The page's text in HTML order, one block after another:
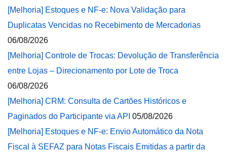
[Melhoria] Estoques e NF-e: Nova Validação para
Duplicatas Vencidas no Recebimento de Mercadorias
06/08/2026
[Melhoria] Controle de Trocas: Devolução de Transferência
entre Lojas – Direcionamento por Lote de Troca
06/08/2026
[Melhoria] CRM: Consulta de Cartões Históricos e
Paginados do Participante via API 05/08/2026
[Melhoria] Estoques e NF-e: Envio Automático da Nota
Fiscal à SEFAZ para Notas Fiscais Emitidas a partir da